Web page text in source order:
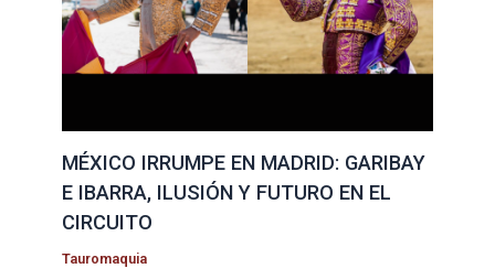
MÉXICO IRRUMPE EN MADRID: GARIBAY
E IBARRA, ILUSIÓN Y FUTURO EN EL
CIRCUITO
Tauromaquia